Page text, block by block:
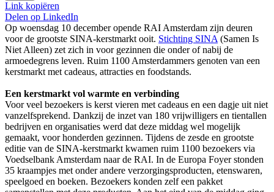
Link kopiëren
Delen op LinkedIn
Op woensdag 10 december opende RAI Amsterdam zijn deuren
voor de grootste SINA-kerstmarkt ooit. Stichting SINA (Samen Is
Niet Alleen) zet zich in voor gezinnen die onder of nabij de
armoedegrens leven. Ruim 1100 Amsterdammers genoten van een
kerstmarkt met cadeaus, attracties en foodstands.
Een kerstmarkt vol warmte en verbinding
Voor veel bezoekers is kerst vieren met cadeaus en een dagje uit niet
vanzelfsprekend. Dankzij de inzet van 180 vrijwilligers en tientallen
bedrijven en organisaties werd dat deze middag wel mogelijk
gemaakt, voor honderden gezinnen. Tijdens de zesde en grootste
editie van de SINA-kerstmarkt kwamen ruim 1100 bezoekers via
Voedselbank Amsterdam naar de RAI. In de Europa Foyer stonden
35 kraampjes met onder andere verzorgingsproducten, etenswaren,
speelgoed en boeken. Bezoekers konden zelf een pakket